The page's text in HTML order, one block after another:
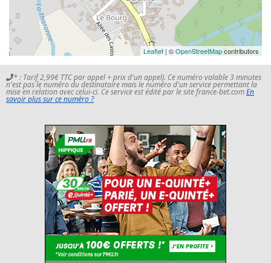
Leaflet | ©OpenStreetMapcontributors
* : Tarif 2,99€ TTC par appel + prix d'un appel). Ce numéro valable 3 minutes
n'est pas le numéro du destinataire mais le numéro d'un service permettant la
mise en relation avec celui-ci. Ce service est édité par le site france-bet.comEn
savoir plus sur ce numéro ?